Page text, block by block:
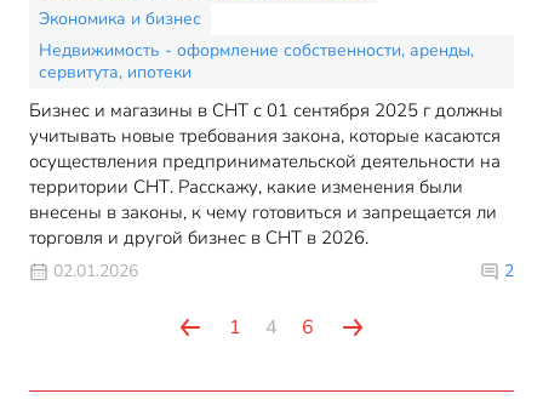
Экономика и бизнес
Недвижимость - оформление собственности, аренды,
сервитута, ипотеки
Бизнес и магазины в СНТ с 01 сентября 2025 г должны
учитывать новые требования закона, которые касаются
осуществления предпринимательской деятельности на
территории СНТ. Расскажу, какие изменения были
внесены в законы, к чему готовиться и запрещается ли
торговля и другой бизнес в СНТ в 2026.
02.01.2026 2
1 4 6